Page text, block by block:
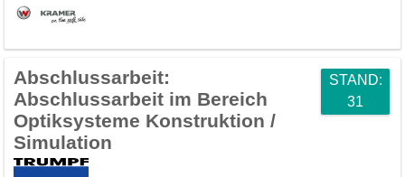
Abschlussarbeit:
Abschlussarbeit im Bereich
Optiksysteme Konstruktion /
Simulation
STAND:
31